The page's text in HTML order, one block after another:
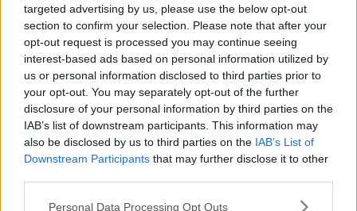
targeted advertising by us, please use the below opt-out
section to confirm your selection. Please note that after your
opt-out request is processed you may continue seeing
interest-based ads based on personal information utilized by
us or personal information disclosed to third parties prior to
your opt-out. You may separately opt-out of the further
disclosure of your personal information by third parties on the
IAB’s list of downstream participants. This information may
also be disclosed by us to third parties on the IAB’s List of
Downstream Participants that may further disclose it to other
Please note that this website/app uses one or more Google
Personal Data Processing Opt Outs
strategia sono le Nest Cam.
Continua a leggere dopo la pubblicità
Le telecamere, installate in tutte le aree
comuni della casa, registrano le vite delle
: conversazioni, discussioni, ogni